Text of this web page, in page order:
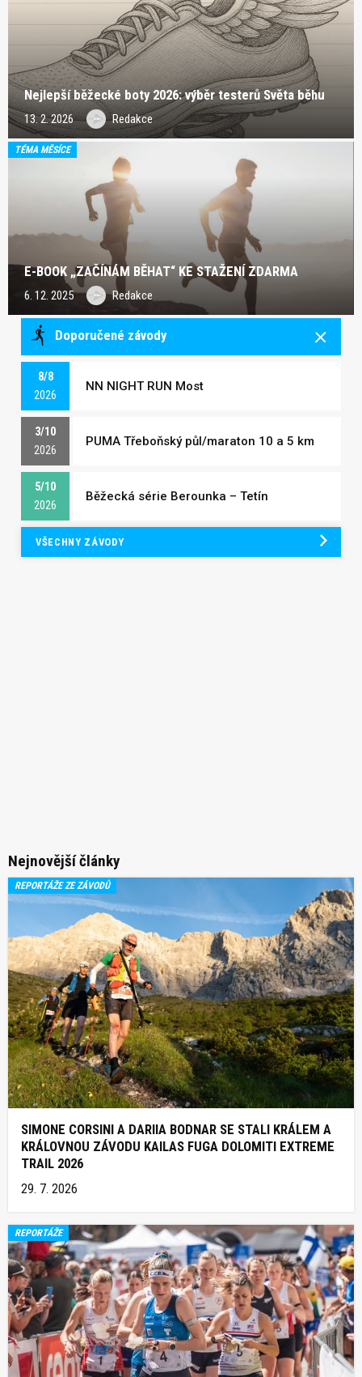
Nejlepší běžecké boty 2026: výběr testerů Světa běhu
13. 2. 2026 Redakce
TÉMA MĚSÍCE
E-BOOK „ZAČÍNÁM BĚHAT“ KE STAŽENÍ ZDARMA
6. 12. 2025 Redakce
Doporučené závody
8/8
2026
NN NIGHT RUN Most
3/10
2026
PUMA Třeboňský půl/maraton 10 a 5 km
5/10
2026
Běžecká série Berounka – Tetín
VŠECHNY ZÁVODY
Nejnovější články
REPORTÁŽE ZE ZÁVODŮ
SIMONE CORSINI A DARIIA BODNAR SE STALI KRÁLEM A
KRÁLOVNOU ZÁVODU KAILAS FUGA DOLOMITI EXTREME
TRAIL 2026
29. 7. 2026
REPORTÁŽE